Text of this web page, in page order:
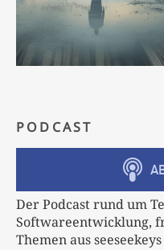
PODCAST
Der Podcast rund um
Softwareentwicklung,
Themen aus